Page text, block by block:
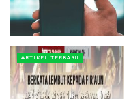
ARTIKEL TERBARU